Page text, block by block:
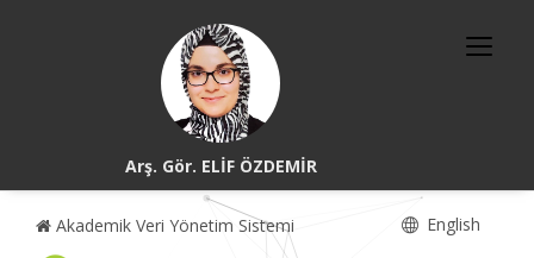
Arş. Gör. ELİF ÖZDEMİR
Akademik Veri Yönetim Sistemi English